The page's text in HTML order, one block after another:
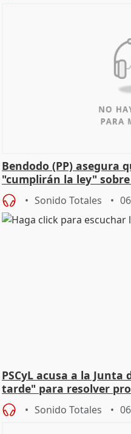
Bendodo (PP) asegura
"cumplirán la ley"
Sonido Totales
PSCyL acusa a la
tarde" para resolver
Sonido Totales